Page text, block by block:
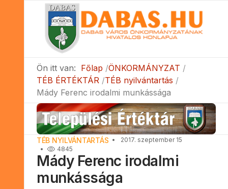
Ön itt van: Főlap ÖNKORMÁNYZAT
TÉB ÉRTÉKTÁR
TÉB nyilvántartás
Mády Ferenc irodalmi munkássága
TÉB NYILVÁNTARTÁS
2017. szeptember 15
4845
Mády Ferenc irodalmi
munkássága